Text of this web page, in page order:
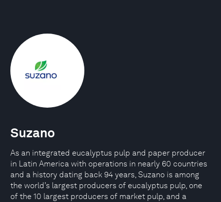
Suzano
As an integrated eucalyptus pulp and paper producer
in Latin America with operations in nearly 60 countries
and a history dating back 94 years, Suzano is among
the world’s largest producers of eucalyptus pulp, one
of the 10 largest producers of market pulp, and a